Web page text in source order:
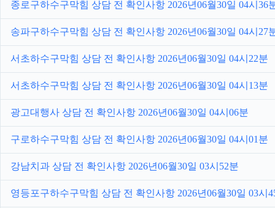
종로구하수구막힘 상담 전 확인사항 2026년06월30일 04시36
송파구하수구막힘 상담 전 확인사항 2026년06월30일 04시27
서초하수구막힘 상담 전 확인사항 2026년06월30일 04시22분
서초하수구막힘 상담 전 확인사항 2026년06월30일 04시13분
광고대행사 상담 전 확인사항 2026년06월30일 04시06분
구로하수구막힘 상담 전 확인사항 2026년06월30일 04시01분
강남치과 상담 전 확인사항 2026년06월30일 03시52분
영등포구하수구막힘 상담 전 확인사항 2026년06월30일 03시